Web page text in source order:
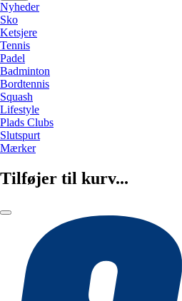
Nyheder
Sko
Ketsjere
Tennis
Padel
Badminton
Bordtennis
Squash
Lifestyle
Plads Clubs
Slutspurt
Mærker
Tilføjer til kurv...